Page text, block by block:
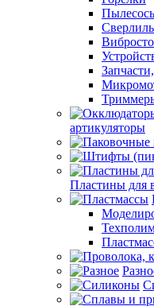
артикуляторы
Пластины для